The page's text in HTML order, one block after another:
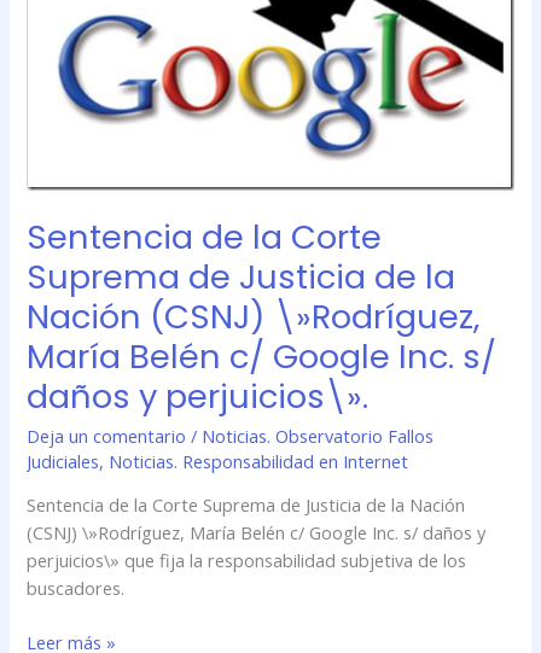
Sentencia de la Corte
Suprema de Justicia de la
Nación (CSNJ) \»Rodríguez,
María Belén c/ Google Inc. s/
daños y perjuicios\».
Deja un comentario / Noticias. Observatorio Fallos
Judiciales, Noticias. Responsabilidad en Internet
Sentencia de la Corte Suprema de Justicia de la Nación
(CSNJ) \»Rodríguez, María Belén c/ Google Inc. s/ daños y
perjuicios\» que fija la responsabilidad subjetiva de los
buscadores.
Justicia
Nación
María
c/
Google
s/
daños
perjuicios\».
Leer más »